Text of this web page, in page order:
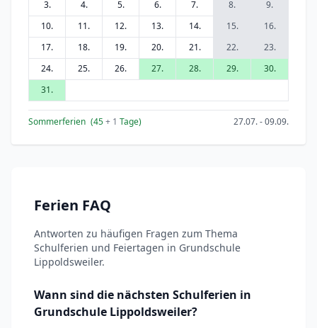
3.
4. 5. 6. 7. 8.
9.
10.
11. 12. 13. 14. 15.
16.
17.
18. 19. 20. 21. 22.
23.
24.
25. 26. 27. 28. 29.
30.
31.
Sommerferien (45+ 1 Tage) 27.07. - 09.09.
Ferien FAQ
Antworten zu häufigen Fragen zum Thema
Schulferien und Feiertagen in Grundschule
Lippoldsweiler.
Wann sind die nächsten Schulferien in
Grundschule Lippoldsweiler?